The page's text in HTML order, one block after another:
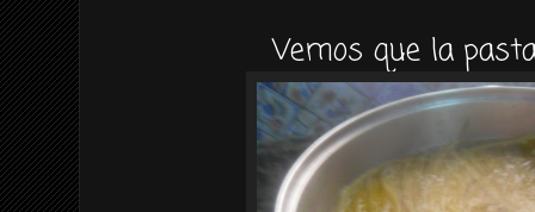
Vemos que la